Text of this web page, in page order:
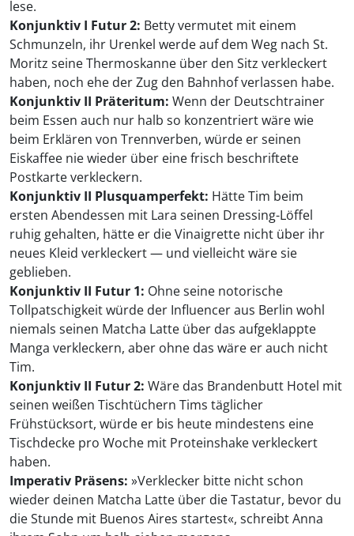
lese.
Konjunktiv I Futur 2: Betty vermutet mit einem
Schmunzeln, ihr Urenkel werde auf dem Weg nach St.
Moritz seine Thermoskanne über den Sitz verkleckert
haben, noch ehe der Zug den Bahnhof verlassen habe.
Konjunktiv II Präteritum: Wenn der Deutschtrainer
beim Essen auch nur halb so konzentriert wäre wie
beim Erklären von Trennverben, würde er seinen
Eiskaffee nie wieder über eine frisch beschriftete
Postkarte verkleckern.
Konjunktiv II Plusquamperfekt: Hätte Tim beim
ersten Abendessen mit Lara seinen Dressing-Löffel
ruhig gehalten, hätte er die Vinaigrette nicht über ihr
neues Kleid verkleckert — und vielleicht wäre sie
geblieben.
Konjunktiv II Futur 1: Ohne seine notorische
Tollpatschigkeit würde der Influencer aus Berlin wohl
niemals seinen Matcha Latte über das aufgeklappte
Manga verkleckern, aber ohne das wäre er auch nicht
Tim.
Konjunktiv II Futur 2: Wäre das Brandenbutt Hotel mit
seinen weißen Tischtüchern Tims täglicher
Frühstücksort, würde er bis heute mindestens eine
Tischdecke pro Woche mit Proteinshake verkleckert
haben.
Imperativ Präsens: »Verklecker bitte nicht schon
wieder deinen Matcha Latte über die Tastatur, bevor du
die Stunde mit Buenos Aires startest«, schreibt Anna